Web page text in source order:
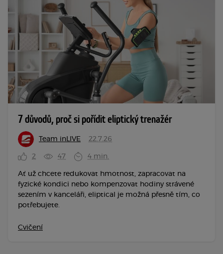
7 důvodů, proč si pořídit eliptický trenažér
Team inLIVE 22.7.26
2 47 4 min.
Ať už chcete redukovat hmotnost, zapracovat na
fyzické kondici nebo kompenzovat hodiny strávené
sezením v kanceláři, eliptical je možná přesně tím, co
potřebujete.
Cvičení